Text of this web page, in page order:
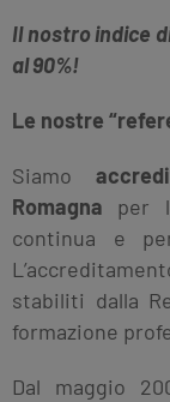
Il nostro indice
al 90%!
Le nostre
Siamo
Romagna per
continua e
stabiliti dalla
formazione
Dal maggio